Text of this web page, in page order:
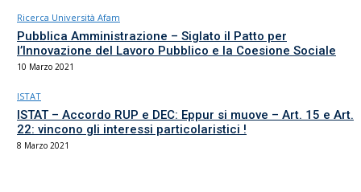
Ricerca Università Afam
Pubblica Amministrazione – Siglato il Patto per
l’Innovazione del Lavoro Pubblico e la Coesione Sociale
10 Marzo 2021
ISTAT
ISTAT – Accordo RUP e DEC: Eppur si muove – Art. 15 e Art.
22: vincono gli interessi particolaristici !
8 Marzo 2021